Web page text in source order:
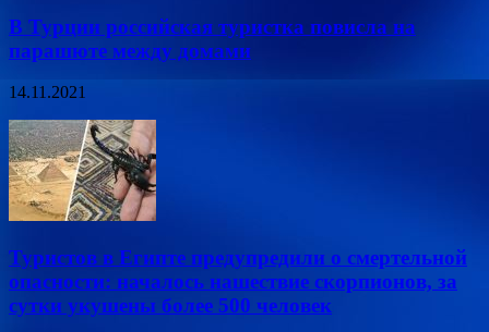
В Турции российская туристка повисла на
парашюте между домами
14.11.2021
Туристов в Египте предупредили о смертельной
опасности: началось нашествие скорпионов, за
сутки укушены более 500 человек